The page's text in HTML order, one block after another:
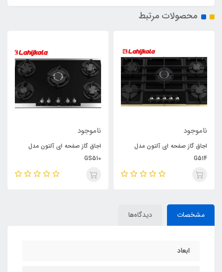
محصولات مرتبط
ناموجود
اجاق گاز صفحه ای آلتون مدل
G514
ناموجود
اجاق گاز صفحه ای آلتون مدل
GS510
مشخصات دیدگاه‌ها
ابعاد